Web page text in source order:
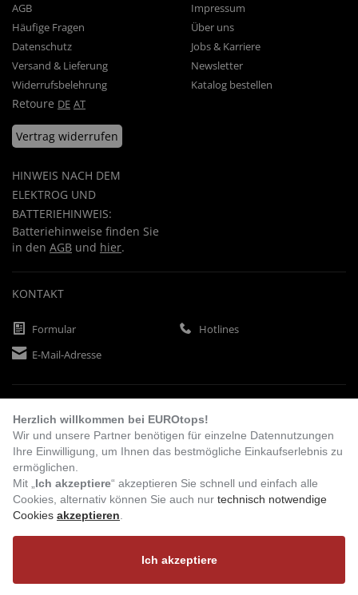
AGB
Häufige Fragen
Datenschutz
Versand & Lieferung
Widerrufsbelehrung
Retoure DE AT
Vertrag widerrufen
HINWEIS NACH DEM
ELEKTROG UND
BATTERIEHINWEIS:
Batteriehinweise finden Sie
in den AGB und hier.
Impressum
Über uns
Jobs & Karriere
Newsletter
Katalog bestellen
KONTAKT
Formular
Hotlines
E-Mail-Adresse
Vorkasse Rechnung
BESUCHEN SIE UNS
Herzlich willkommen bei EUROtops!
Wir und unsere Partner benötigen für einzelne Datennutzungen
Ihre Einwilligung, um Ihnen das bestmögliche Einkaufserlebnis zu
ermöglichen.
Mit „ Ich akzeptiere“ akzeptieren Sie schnell und einfach alle
Cookies, alternativ können Sie auch nur technisch notwendige
Cookies akzeptieren
Ich akzeptiere